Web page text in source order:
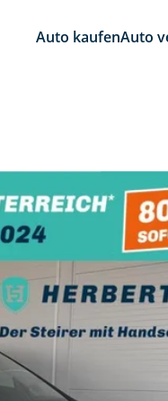
Auto kaufenAuto